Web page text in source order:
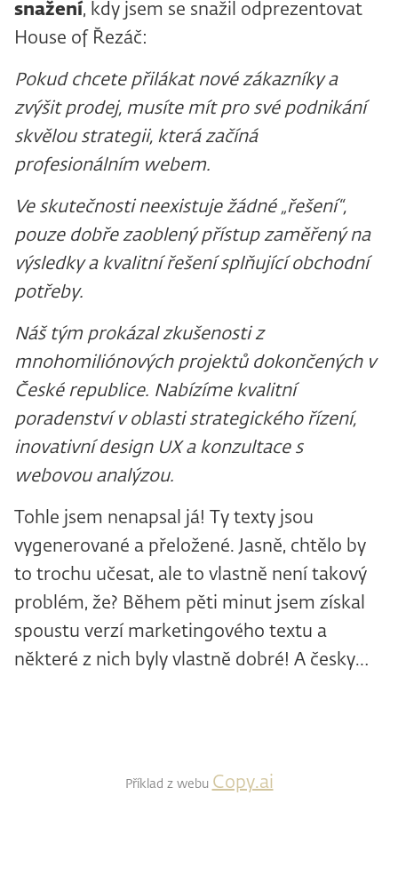
snažení, kdy jsem se snažil odprezentovat
House of Řezáč:
Pokud chcete přilákat nové zákazníky a
zvýšit prodej, musíte mít pro své podnikání
skvělou strategii, která začíná
profesionálním webem.
Ve skutečnosti neexistuje žádné „řešení“,
pouze dobře zaoblený přístup zaměřený na
výsledky a kvalitní řešení splňující obchodní
potřeby.
Náš tým prokázal zkušenosti z
mnohomiliónových projektů dokončených v
České republice. Nabízíme kvalitní
poradenství v oblasti strategického řízení,
inovativní design UX a konzultace s
webovou analýzou.
Tohle jsem nenapsal já! Ty texty jsou
vygenerované a přeložené. Jasně, chtělo by
to trochu učesat, ale to vlastně není takový
problém, že? Během pěti minut jsem získal
spoustu verzí marketingového textu a
některé z nich byly vlastně dobré! A česky…
Příklad z webu Copy.ai